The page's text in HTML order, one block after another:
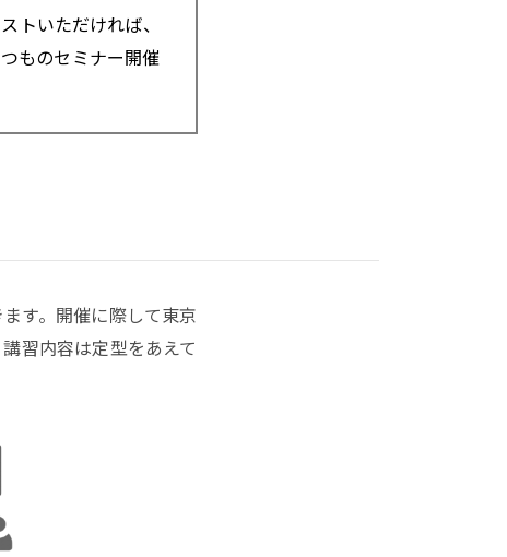
トいただければ、
ものセミナー開催
す。開催に際して東京
習内容は定型をあえて